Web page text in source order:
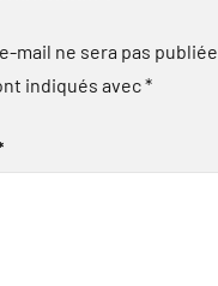
mail ne sera pas publiée.
indiqués avec*